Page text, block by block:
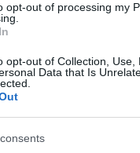
opt-out of processing my
opt-out of Collection,
Data that Is
mi scuso.
un articolo di
Alighieri.
finanziaria
via Solferino